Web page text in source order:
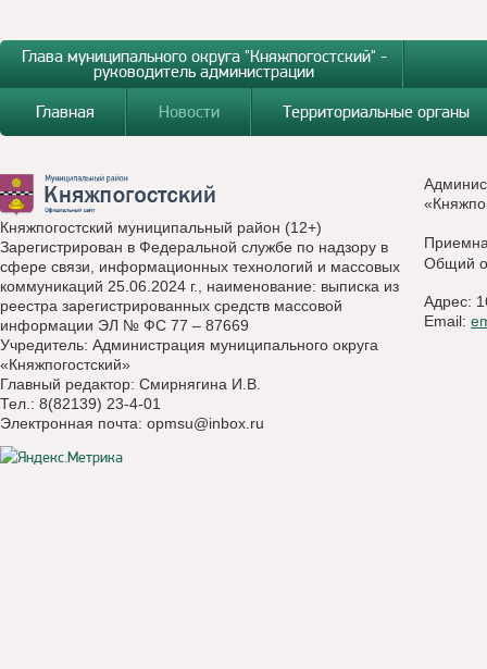
Глава муниципального округа "Княжпогостский" -
руководитель администрации
Главная
Новости Территориальные органы
Княжпогостский муниципальный район (12+)
Зарегистрирован в Федеральной службе по надзору в
сфере связи, информационных технологий и массовых
коммуникаций 25.06.2024 г., наименование: выписка из
реестра зарегистрированных средств массовой
информации ЭЛ № ФС 77 – 87669
Учредитель: Администрация муниципального округа
«Княжпогостский»
Главный редактор: Смирнягина И.В.
Тел.: 8(82139) 23-4-01
Электронная почта: opmsu@inbox.ru
Общий
Адрес:
Email: